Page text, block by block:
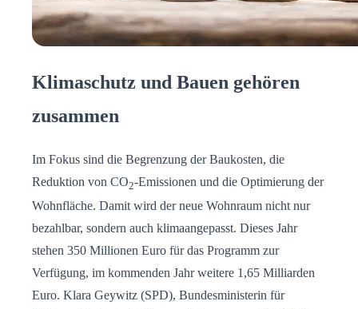
Klimaschutz und Bauen gehören
zusammen
Im Fokus sind die Begrenzung der Baukosten, die
Reduktion von CO2-Emissionen und die Optimierung der
Wohnfläche. Damit wird der neue Wohnraum nicht nur
bezahlbar, sondern auch klimaangepasst. Dieses Jahr
stehen 350 Millionen Euro für das Programm zur
Verfügung, im kommenden Jahr weitere 1,65 Milliarden
Euro. Klara Geywitz (SPD), Bundesministerin für